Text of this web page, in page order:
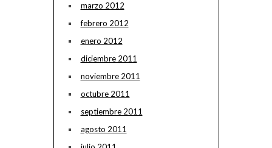
marzo 2012
febrero 2012
enero 2012
diciembre 2011
noviembre 2011
octubre 2011
septiembre 2011
agosto 2011